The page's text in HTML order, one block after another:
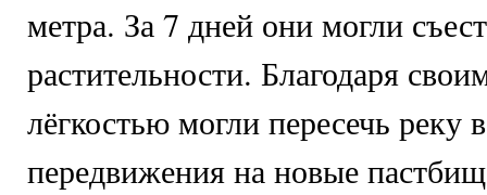
метра. За 7 дней они могли
растительности. Благодаря
лёгкостью могли пересечь реку
передвижения на новые